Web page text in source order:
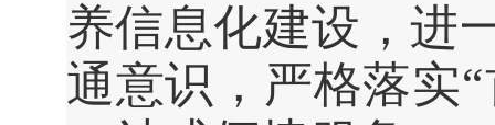
养信息化建设，进
通意识，严格落实